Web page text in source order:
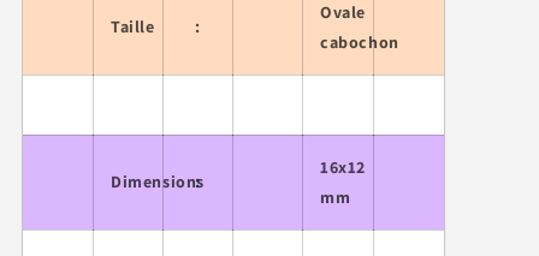
Taille :
Ovale
cabochon
Dimensions
:
16x12
mm